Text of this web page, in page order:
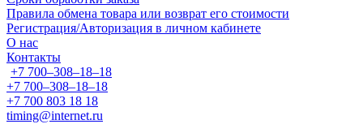
Правила обмена товара или возврат его стоимости
Регистрация/Авторизация в личном кабинете
О нас
Контакты
+7 700‒308‒18‒18
+7 700‒308‒18‒18
+7 700 803 18 18
timing@internet.ru